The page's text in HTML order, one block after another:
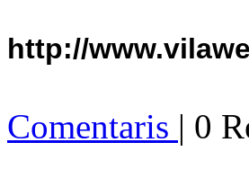
http://
Comentaris | 0